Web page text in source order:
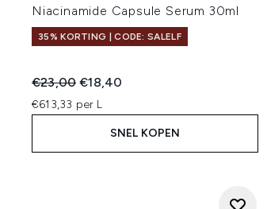
Niacinamide Capsule Serum 30ml
35% KORTING | CODE: SALELF
Recommended Retail Price:
€23,00Huidige prijs:
€18,40
€613,33 per L
SNEL KOPEN